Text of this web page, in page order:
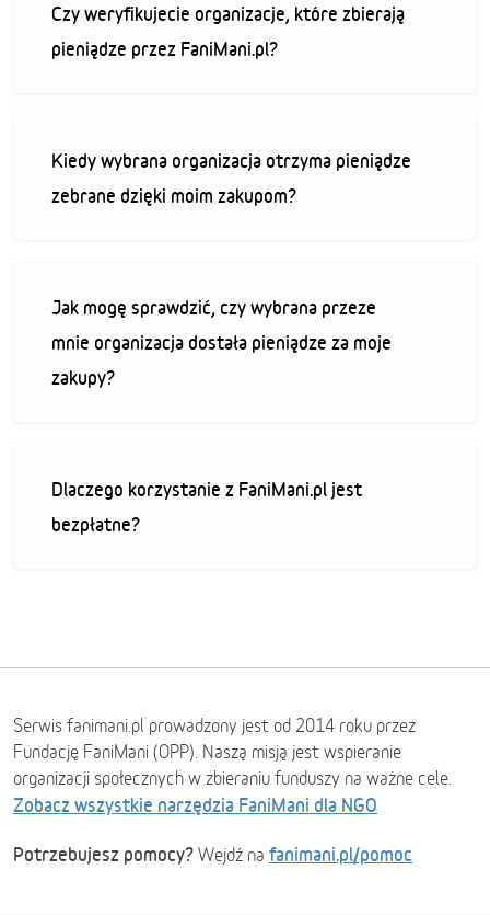
Czy weryfikujecie organizacje, które zbierają
pieniądze przez FaniMani.pl?
Kiedy wybrana organizacja otrzyma pieniądze
zebrane dzięki moim zakupom?
Jak mogę sprawdzić, czy wybrana przeze
mnie organizacja dostała pieniądze za moje
zakupy?
Dlaczego korzystanie z FaniMani.pl jest
bezpłatne?
Serwis fanimani.pl prowadzony jest od 2014 roku przez
Fundację FaniMani (OPP). Naszą misją jest wspieranie
organizacji społecznych w zbieraniu funduszy na ważne cele.
Zobacz wszystkie narzędzia FaniMani dla NGO
Potrzebujesz pomocy? Wejdź na fanimani.pl/pomoc